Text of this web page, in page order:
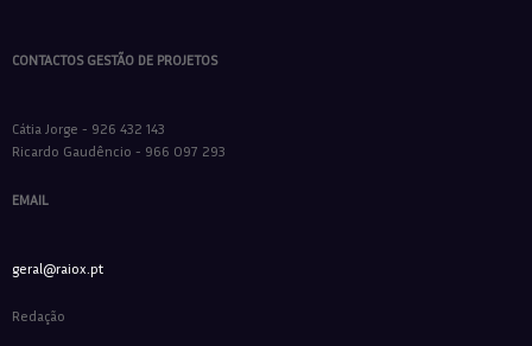
CONTACTOS GESTÃO DE PROJETOS
Cátia Jorge - 926 432 143
Ricardo Gaudêncio - 966 097 293
EMAIL
geral@raiox.pt
Redação